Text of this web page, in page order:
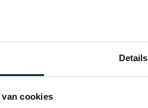
Details
cookies
groen regular fit